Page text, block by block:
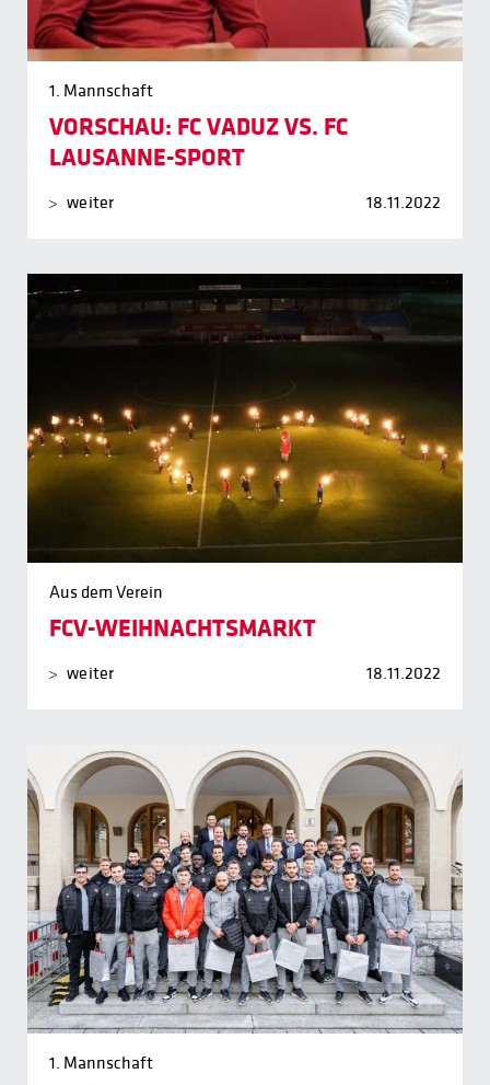
1. Mannschaft
VORSCHAU: FC VADUZ VS. FC
LAUSANNE-SPORT
weiter 18.11.2022
Aus dem Verein
FCV-WEIHNACHTSMARKT
weiter 18.11.2022
1. Mannschaft